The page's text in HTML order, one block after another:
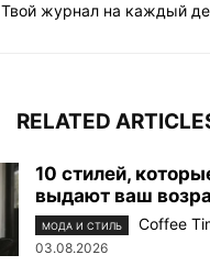
Твой журнал на каждый
RELATED
10 стилей,
выдают ваш
МОДА И СТИЛЬ Coffee
03.08.2026